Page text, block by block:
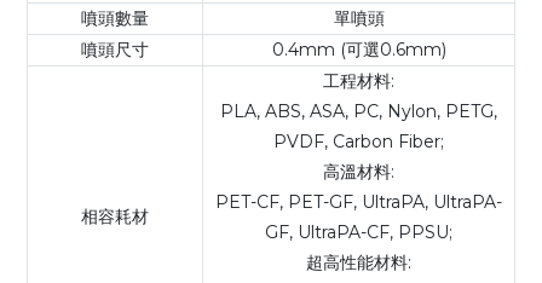
噴頭數量
單噴頭
噴頭尺寸
0.4mm (可選0.6mm)
相容耗材
工程材料:
PLA, ABS, ASA, PC, Nylon, PETG,
PVDF, Carbon Fiber;
高溫材料:
PET-CF, PET-GF, UltraPA, UltraPA-
GF, UltraPA-CF, PPSU;
超高性能材料: